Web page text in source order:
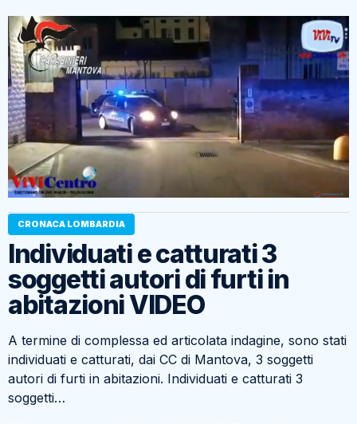
CRONACA LOMBARDIA
Individuati e catturati 3
soggetti autori di furti in
abitazioni VIDEO
A termine di complessa ed articolata indagine, sono stati
individuati e catturati, dai CC di Mantova, 3 soggetti
autori di furti in abitazioni. Individuati e catturati 3
soggetti…